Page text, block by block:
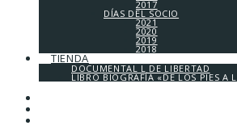
2017
DÍAS DEL SOCIO
2021
2020
2019
2018
TIENDA
DOCUMENTAL L DE LIBERTAD
LIBRO BIOGRAFÍA «DE LOS PIES A